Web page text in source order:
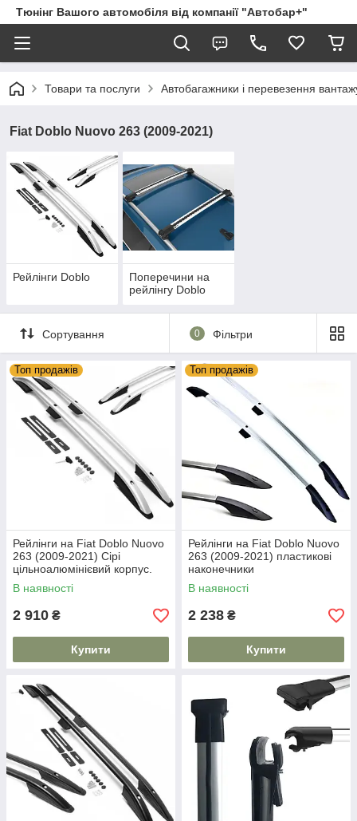
Тюнінг Вашого автомобіля від компанії "Автобар+"
Товари та послуги Автобагажники і перевезення
Fiat Doblo Nuovo 263 (2009-2021)
Рейлінги Doblo
Поперечини на
рейлінгу Doblo
Сортування 0 Фільтри
Топ продажів
Рейлінги на Fiat Doblo Nuovo
263 (2009-2021) Сірі
цільноалюмінієвий корпус.
На 80 кг. Дуги на дах. Модель
Skyport/
В наявності
2 910 ₴
Купити
Топ продажів
Рейлінги на Fiat Doblo Nuovo
263 (2009-2021) пластикові
наконечники
В наявності
2 238 ₴
Купити